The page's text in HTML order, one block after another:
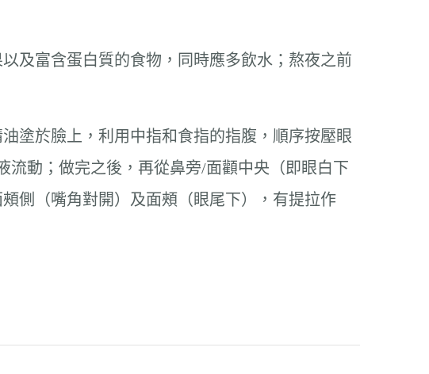
及富含蛋白質的食物，同時應多飲水；熬夜之前
塗於臉上，利用中指和食指的指腹，順序按壓眼
流動；做完之後，再從鼻旁/面顴中央（即眼白下
側（嘴角對開）及面頰（眼尾下），有提拉作